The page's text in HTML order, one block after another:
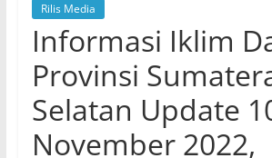
Koordinator
BMKG
Sumatera
Selatan
Rilis Media
Informasi Iklim
Provinsi
Selatan Update
November 2022,